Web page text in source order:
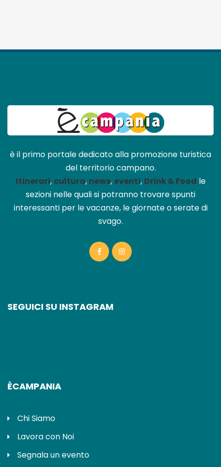
è il primo portale dedicato alla promozione turistica
del territorio campano.
Itinerari, cultura, news, eventi, Drink & Food le
sezioni nelle quali si potranno trovare spunti
interessanti per le vacanze, le giornate o serate di
svago.
SEGUICI SU INSTAGRAM
ÈCAMPANIA
Chi Siamo
Lavora con Noi
Segnala un evento